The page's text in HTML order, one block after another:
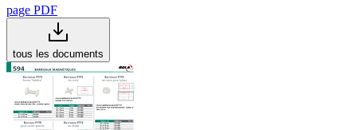
page PDF
tous les documents